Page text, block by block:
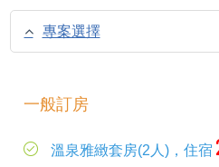
專案選擇
一般訂房
溫泉雅緻套房(2人)，住宿